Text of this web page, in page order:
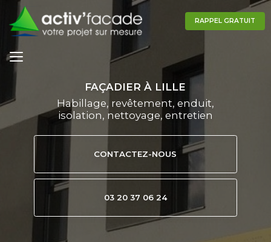
contenu
principal
RAPPEL GRATUIT
FAÇADIER À LILLE
Habillage, revêtement, enduit,
isolation, nettoyage, entretien
CONTACTEZ-NOUS
03 20 37 06 24